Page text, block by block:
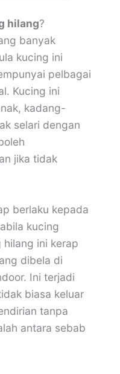
hilang?
banyak
kucing ini
pelbagai
Kucing ini
kadang-
selari dengan
jika tidak
berlaku kepada
kucing
hilang ini kerap
dibela di
Ini terjadi
biasa keluar
tanpa
antara sebab